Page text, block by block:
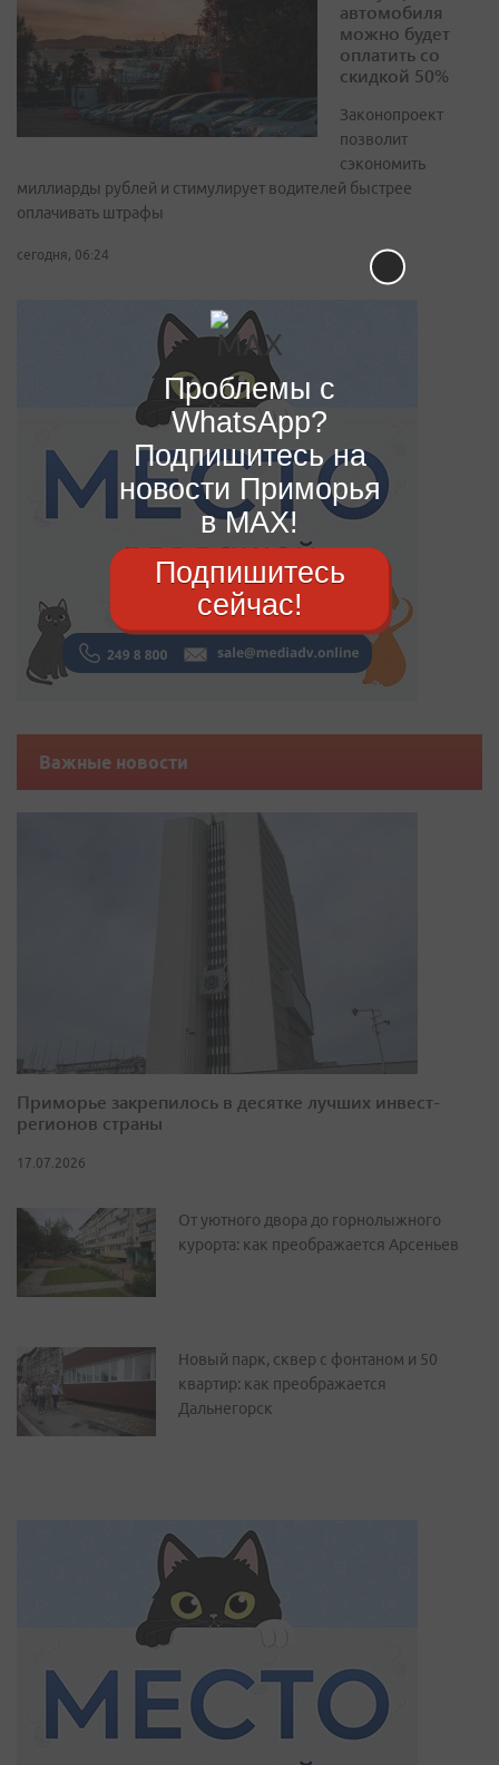
автомобиля
можно будет
оплатить со
скидкой 50%
Законопроект
позволит
сэкономить
миллиарды рублей и стимулирует водителей быстрее
оплачивать штрафы
сегодня, 06:24
Важные новости
Приморье закрепилось в десятке лучших инвест-
регионов страны
17.07.2026
От уютного двора до горнолыжного
курорта: как преображается Арсеньев
Новый парк, сквер с фонтаном и 50
квартир: как преображается
Дальнегорск
Проблемы с
WhatsApp?
Подпишитесь на
новости Приморья
в MAX!
Подпишитесь
сейчас!